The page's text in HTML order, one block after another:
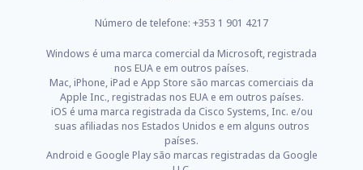
Número de telefone: +353 1 901 4217
Windows é uma marca comercial da Microsoft, registrada
nos EUA e em outros países.
Mac, iPhone, iPad e App Store são marcas comerciais da
Apple Inc., registradas nos EUA e em outros países.
iOS é uma marca registrada da Cisco Systems, Inc. e/ou
suas afiliadas nos Estados Unidos e em alguns outros
países.
Android e Google Play são marcas registradas da Google